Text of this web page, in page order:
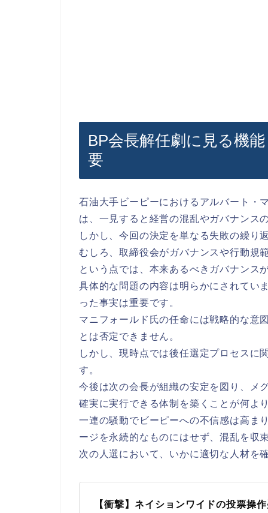
BP会長解任劇に見る機
要
石油大手ビーピーにおけるアルバート・
は、一見すると経営の混乱やガバナンス
しかし、今回の決定を単なる失敗の繰り
むしろ、取締役会がガバナンスや行動規
という点では、本来あるべきガバナンス
具体的な問題の内容は明らかにされてい
った事実は重要です。
マニフォールド氏の任命には戦略的な意
とは否定できません。
しかし、現時点では後任選定プロセスに
す。
今後は次の会長が組織の安定を図り、メ
確実に実行できる体制を築くことが何よ
一連の騒動でビーピーへの不信感は高ま
ージを永続的なものにはせず、混乱を収
次の人選において、いかに適切な人材を
【衝撃】ネイションワイドの投票操